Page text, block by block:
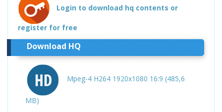
Login to download hq contents or
register for free
Download HQ
Mpeg-4 H264 1920x1080 16:9 (485,6
MB)